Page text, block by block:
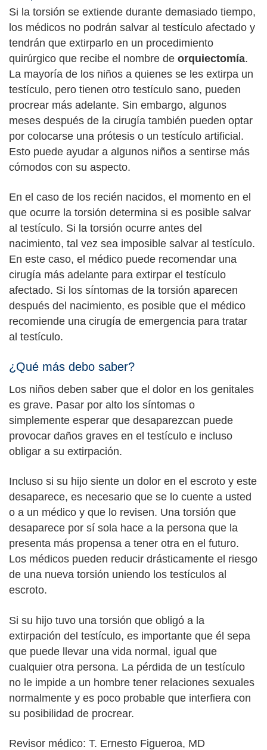
Si la torsión se extiende durante demasiado tiempo,
los médicos no podrán salvar al testículo afectado y
tendrán que extirparlo en un procedimiento
quirúrgico que recibe el nombre de orquiectomía.
La mayoría de los niños a quienes se les extirpa un
testículo, pero tienen otro testículo sano, pueden
procrear más adelante. Sin embargo, algunos
meses después de la cirugía también pueden optar
por colocarse una prótesis o un testículo artificial.
Esto puede ayudar a algunos niños a sentirse más
cómodos con su aspecto.
En el caso de los recién nacidos, el momento en el
que ocurre la torsión determina si es posible salvar
al testículo. Si la torsión ocurre antes del
nacimiento, tal vez sea imposible salvar al testículo.
En este caso, el médico puede recomendar una
cirugía más adelante para extirpar el testículo
afectado. Si los síntomas de la torsión aparecen
después del nacimiento, es posible que el médico
recomiende una cirugía de emergencia para tratar
al testículo.
¿Qué más debo saber?
Los niños deben saber que el dolor en los genitales
es grave. Pasar por alto los síntomas o
simplemente esperar que desaparezcan puede
provocar daños graves en el testículo e incluso
obligar a su extirpación.
Incluso si su hijo siente un dolor en el escroto y este
desaparece, es necesario que se lo cuente a usted
o a un médico y que lo revisen. Una torsión que
desaparece por sí sola hace a la persona que la
presenta más propensa a tener otra en el futuro.
Los médicos pueden reducir drásticamente el riesgo
de una nueva torsión uniendo los testículos al
escroto.
Si su hijo tuvo una torsión que obligó a la
extirpación del testículo, es importante que él sepa
que puede llevar una vida normal, igual que
cualquier otra persona. La pérdida de un testículo
no le impide a un hombre tener relaciones sexuales
normalmente y es poco probable que interfiera con
su posibilidad de procrear.
Revisor médico: T. Ernesto Figueroa, MD